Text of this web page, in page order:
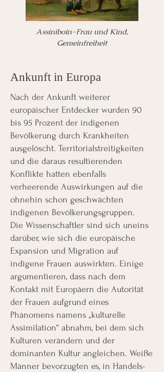
Assiniboin-Frau und Kind,
Gemeinfreiheit
Ankunft in Europa
Nach der Ankunft weiterer
europäischer Entdecker wurden 90
bis 95 Prozent der indigenen
Bevölkerung durch Krankheiten
ausgelöscht. Territorialstreitigkeiten
und die daraus resultierenden
Konflikte hatten ebenfalls
verheerende Auswirkungen auf die
ohnehin schon geschwächten
indigenen Bevölkerungsgruppen.
Die Wissenschaftler sind sich uneins
darüber, wie sich die europäische
Expansion und Migration auf
indigene Frauen auswirkten. Einige
argumentieren, dass nach dem
Kontakt mit Europäern die Autorität
der Frauen aufgrund eines
Phänomens namens „kulturelle
Assimilation“ abnahm, bei dem sich
Kulturen verändern und der
dominanten Kultur angleichen. Weiße
Männer bevorzugten es, in Handels-